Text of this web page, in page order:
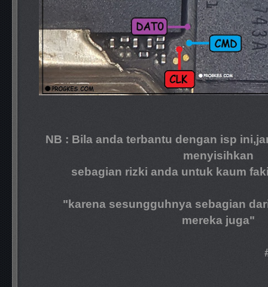
NB : Bila anda terbantu dengan isp
menyisihkan
sebagian rizki anda untuk kaum
"karena sesungguhnya sebagian
mereka juga"